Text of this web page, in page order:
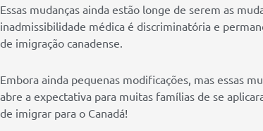
Essas mudanças ainda estão longe de serem as
inadmissibilidade médica é discriminatória e
de imigração canadense.
Embora ainda pequenas modificações, mas essas
abre a expectativa para muitas famílias de se
de imigrar para o Canadá!